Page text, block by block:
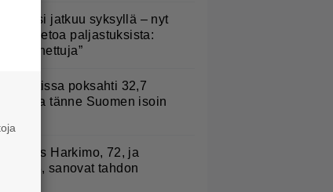
biisi jatkuu syksyllä – nyt
lisätietoa paljastuksista:
tunnettuja”
poksahti 32,7
ja tänne Suomen isoin
Hjallis Harkimo, 72, ja
38, sanovat tahdon